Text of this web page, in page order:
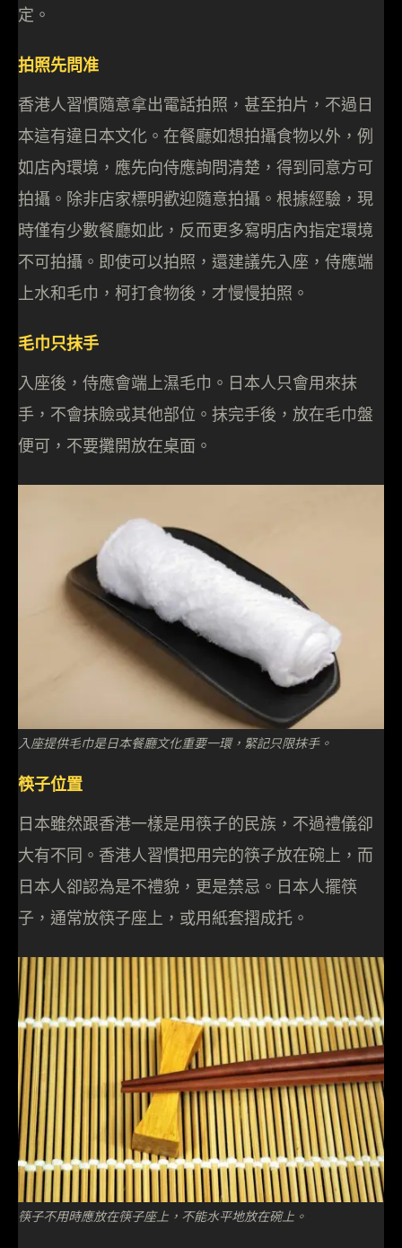
定。
拍照先問准
香港人習慣隨意拿出電話拍照，甚至拍片，不過日
本這有違日本文化。在餐廳如想拍攝食物以外，例
如店內環境，應先向侍應詢問清楚，得到同意方可
拍攝。除非店家標明歡迎隨意拍攝。根據經驗，現
時僅有少數餐廳如此，反而更多寫明店內指定環境
不可拍攝。即使可以拍照，還建議先入座，侍應端
上水和毛巾，柯打食物後，才慢慢拍照。
毛巾只抹手
入座後，侍應會端上濕毛巾。日本人只會用來抹
手，不會抹臉或其他部位。抹完手後，放在毛巾盤
便可，不要攤開放在桌面。
入座提供毛巾是日本餐廳文化重要一環，緊記只限抹手。
筷子位置
日本雖然跟香港一樣是用筷子的民族，不過禮儀卻
大有不同。香港人習慣把用完的筷子放在碗上，而
日本人卻認為是不禮貌，更是禁忌。日本人擺筷
子，通常放筷子座上，或用紙套摺成托。
筷子不用時應放在筷子座上，不能水平地放在碗上。